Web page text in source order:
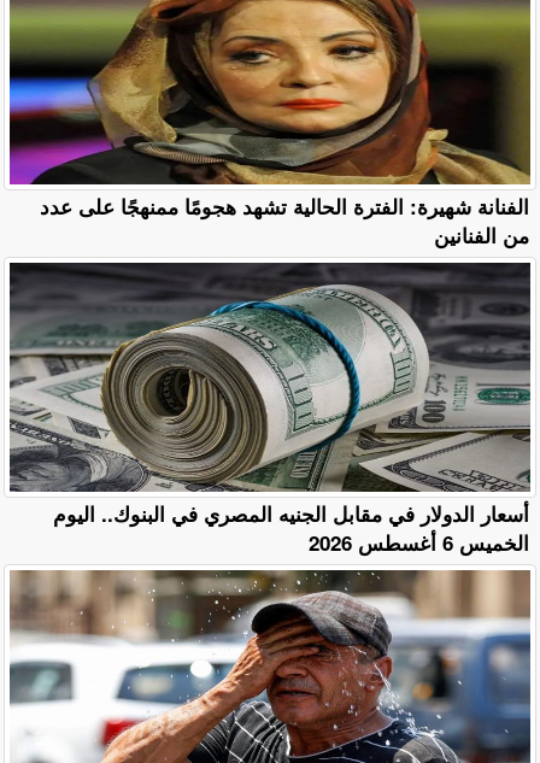
الفنانة شهيرة: الفترة الحالية تشهد هجومًا ممنهجًا على عدد
من الفنانين
أسعار الدولار في مقابل الجنيه المصري في البنوك.. اليوم
الخميس 6 أغسطس 2026